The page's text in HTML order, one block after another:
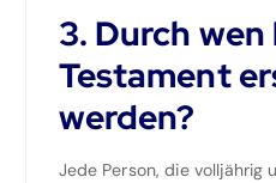
3. Durch
Testament
werden?
Jede Person, die volljährig